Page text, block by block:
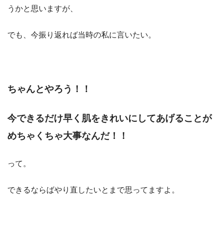
うかと思いますが、
でも、今振り返れば当時の私に言いたい。
ちゃんとやろう！！
今できるだけ早く肌をきれいにしてあげることが
めちゃくちゃ大事なんだ！！
って。
できるならばやり直したいとまで思ってますよ。